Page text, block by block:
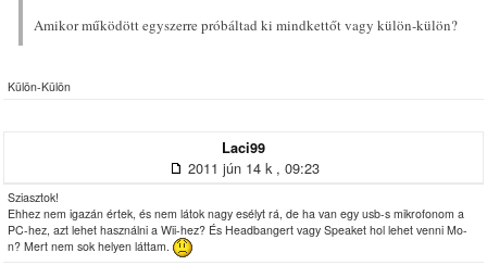
Amikor működött egyszerre próbáltad ki mindkettőt vagy külön-külön?
Külön-Külön
Laci99
2011 jún 14 k , 09:23
Sziasztok!
Ehhez nem igazán értek, és nem látok nagy esélyt rá, de ha van egy usb-s mikrofonom a
PC-hez, azt lehet használni a Wii-hez? És Headbangert vagy Speaket hol lehet venni Mo-
n? Mert nem sok helyen láttam.